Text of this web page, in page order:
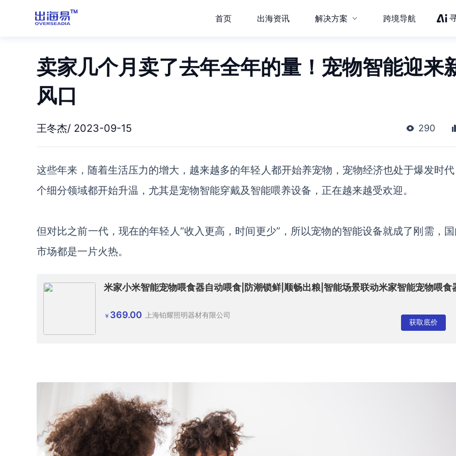
首页 出海资讯 解决方案 跨境导航
卖家几个月卖了去年全年的量！宠物智能迎来
风口
王冬杰/ 2023-09-15 290
这些年来，随着生活压力的增大，越来越多的年轻人都开始养宠物，宠物经济也处于爆发时
个细分领域都开始升温，尤其是宠物智能穿戴及智能喂养设备，正在越来越受欢迎。
但对比之前一代，现在的年轻人“收入更高，时间更少”，所以宠物的智能设备就成了刚需，
市场都是一片火热。
米家小米智能宠物喂食器自动喂食|防潮锁鲜|顺畅出粮|智能场景联动米家智能宠物喂食
￥ 369.00
上海铂耀照明器材有限公司
获取底价